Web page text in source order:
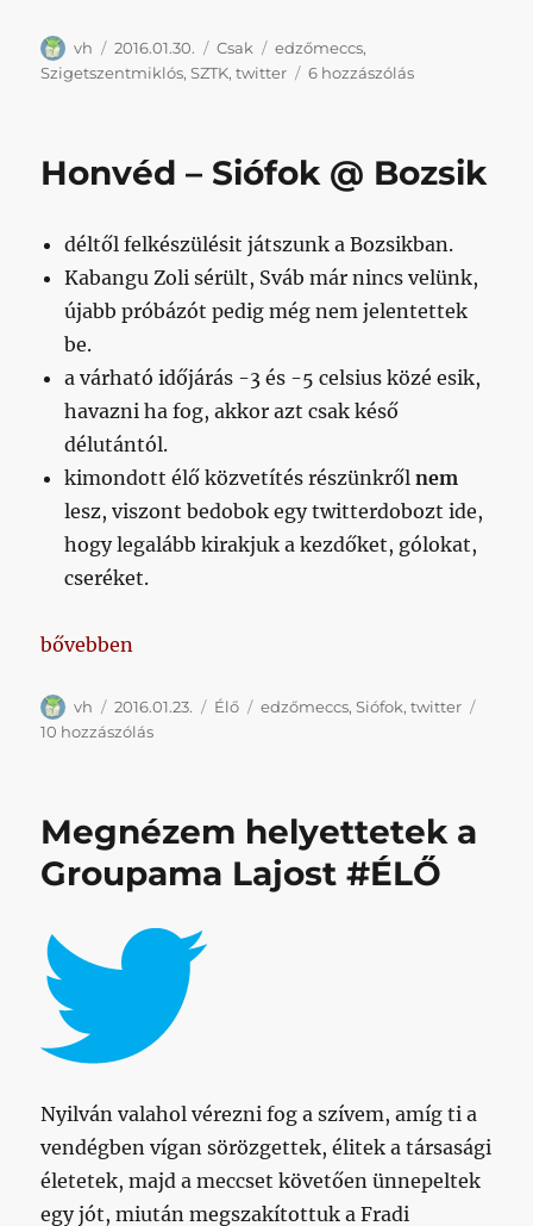
Szerző
vh Közzétéve
2016.01.30. Kategória
Csak Címke
edzőmeccs,
Szigetszentmiklós,SZTK,twitter 6 hozzászólásHonvéd
Bozsik
Honvéd – Siófok @ Bozsik
déltől felkészülésit játszunk a Bozsikban.
Kabangu Zoli sérült, Sváb már nincs velünk,
újabb próbázót pedig még nem jelentettek
be.
a várható időjárás -3 és -5 celsius közé esik,
havazni ha fog, akkor azt csak késő
délutántól.
kimondott élő közvetítés részünkrőlnem
lesz, viszont bedobok egy twitterdobozt ide,
hogy legalább kirakjuk a kezdőket, gólokat,
cseréket.
„Honvéd – Siófok @ Bozsik”
bővebben
Szerző
vh Közzétéve
2016.01.23. Kategória
Élő Címke
edzőmeccs,Siófok,twitter
10 hozzászólásHonvéd
Bozsik
bejegyzéshez
Megnézem helyettetek a
Groupama Lajost #ÉLŐ
Nyilván valahol vérezni fog a szívem, amíg ti a
vendégben vígan sörözgettek, élitek a társasági
életetek, majd a meccset követően ünnepeltek
egy jót, miután megszakítottuk a Fradi